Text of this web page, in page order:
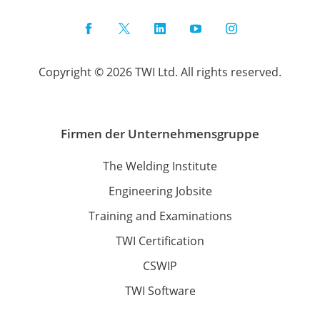
FacebookTwitterLinkedInYouTubeInstagram
Copyright © 2026 TWI Ltd. All rights reserved.
Firmen der Unternehmensgruppe
The Welding Institute
Engineering Jobsite
Training and Examinations
TWI Certification
CSWIP
TWI Software